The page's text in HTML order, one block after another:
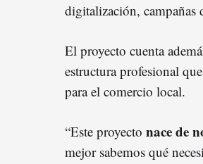
digitalización, campañas
El proyecto cuenta
estructura profesional
para el comercio local.
“Este proyecto nace de
mejor sabemos qué